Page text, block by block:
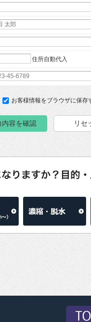
住所自動代入
お客様情報をブラウザに保存
内容を確認 リセ